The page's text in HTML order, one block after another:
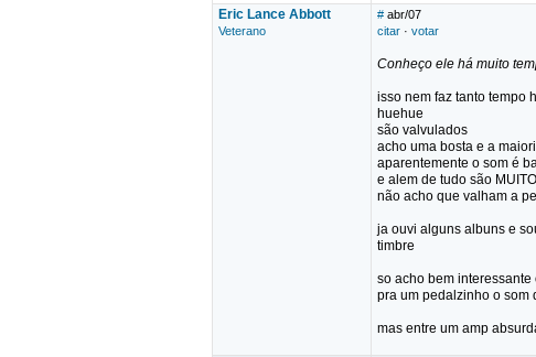
Eric Lance Abbott
Veterano
# abr/07
citar · votar
Conheço ele há muito
isso nem faz tanto tempo
huehue
são valvulados
acho uma bosta e a
aparentemente o som é
e alem de tudo são
não acho que valham a
ja ouvi alguns albuns e
timbre
so acho bem interessante
pra um pedalzinho o som
mas entre um amp